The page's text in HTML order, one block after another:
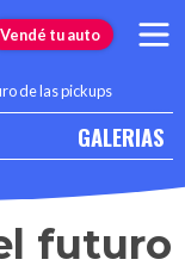
Vendé tu auto
de las pickups
GALERIAS
futuro